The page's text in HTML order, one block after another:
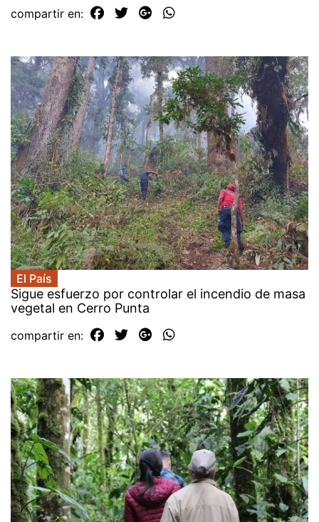
compartir en:
El País
Sigue esfuerzo por controlar el incendio de masa
vegetal en Cerro Punta
compartir en: